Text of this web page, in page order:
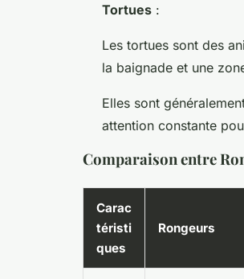
Tortues :
Les tortues sont des
la baignade et une
Elles sont
attention constante
Comparaison entre
Carac
téristi
ques
Rongeurs